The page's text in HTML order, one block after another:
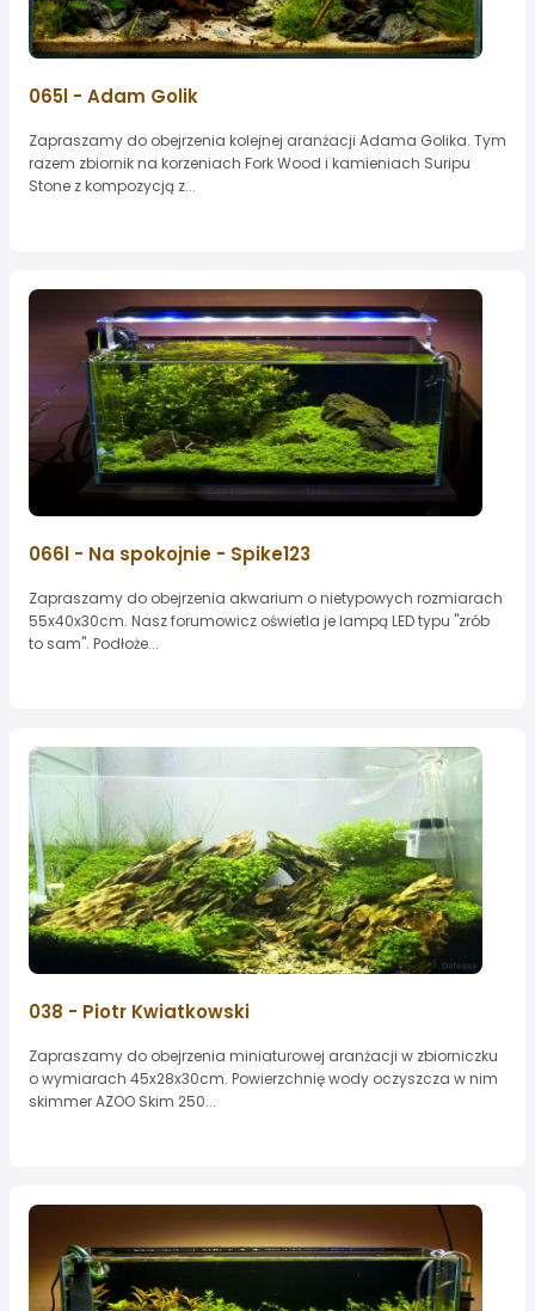
065l - Adam Golik
Zapraszamy do obejrzenia kolejnej aranżacji Adama Golika. Tym
razem zbiornik na korzeniach Fork Wood i kamieniach Suripu
Stone z kompozycją z...
066l - Na spokojnie - Spike123
Zapraszamy do obejrzenia akwarium o nietypowych rozmiarach
55x40x30cm. Nasz forumowicz oświetla je lampą LED typu "zrób
to sam". Podłoże...
038 - Piotr Kwiatkowski
Zapraszamy do obejrzenia miniaturowej aranżacji w zbiorniczku
o wymiarach 45x28x30cm. Powierzchnię wody oczyszcza w nim
skimmer AZOO Skim 250...